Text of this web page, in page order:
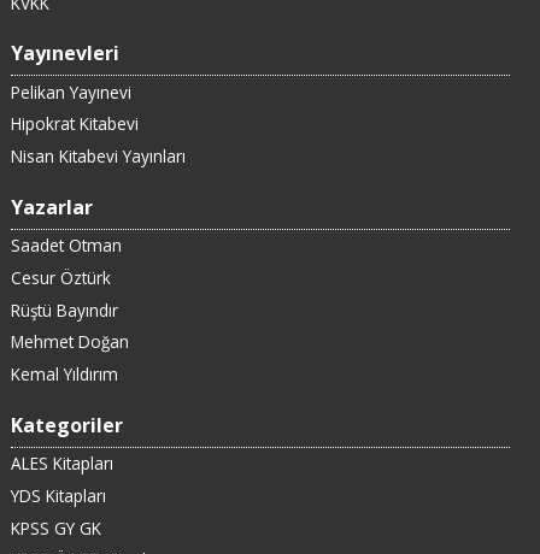
Yayınevleri
Pelikan Yayınevi
Hipokrat Kitabevi
Nisan Kitabevi Yayınları
Yazarlar
Saadet Otman
Cesur Öztürk
Rüştü Bayındır
Mehmet Doğan
Kemal Yıldırım
Kategoriler
ALES Kitapları
YDS Kitapları
KPSS GY GK